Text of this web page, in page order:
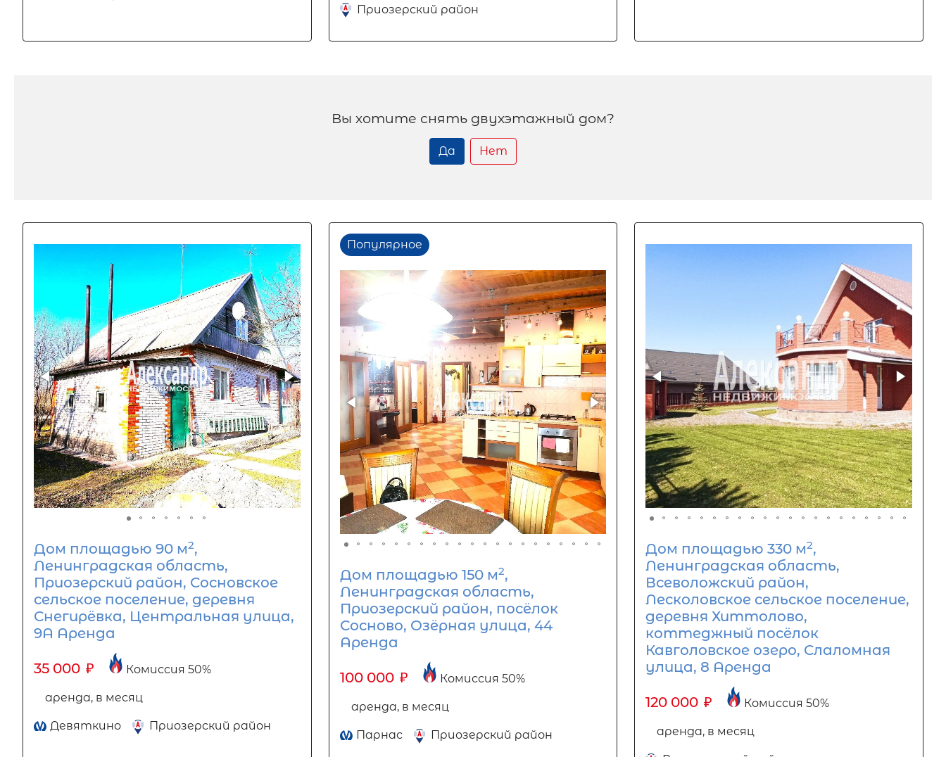
Приозерский район
Вы хотите снять двухэтажный дом?
Да Нет
Дом площадью 90 м2,
Ленинградская область,
Приозерский район, Сосновское
сельское поселение, деревня
Снегирёвка, Центральная улица,
9А Аренда
35 000 ₽ Комиссия 50%
аренда, в месяц
Девяткино Приозерский район
Популярное
Дом площадью 150 м2,
Ленинградская область,
Приозерский район, посёлок
Сосново, Озёрная улица, 44
Аренда
100 000 ₽ Комиссия 50%
аренда, в месяц
Парнас Приозерский район
Дом площадью 330 м2,
Ленинградская область,
Всеволожский район,
Лесколовское сельское поселение,
деревня Хиттолово,
коттеджный посёлок
Кавголовское озеро, Слаломная
улица, 8 Аренда
120 000 ₽ Комиссия 50%
аренда, в месяц